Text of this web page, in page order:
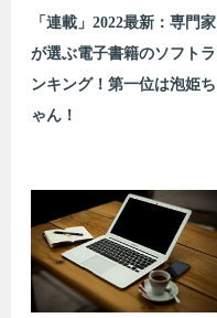
「連載」2022最新：専門家
が選ぶ電子書籍のソフトラ
ンキング！第一位は泡姫ち
ゃん！